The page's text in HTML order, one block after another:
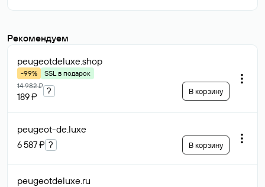
Рекомендуем
peugeotdeluxe.shop
-99%
SSL в подарок
14 982 ₽
189 ₽
? В корзину
peugeot-de.luxe
6 587 ₽ ? В корзину
peugeotdeluxe.ru